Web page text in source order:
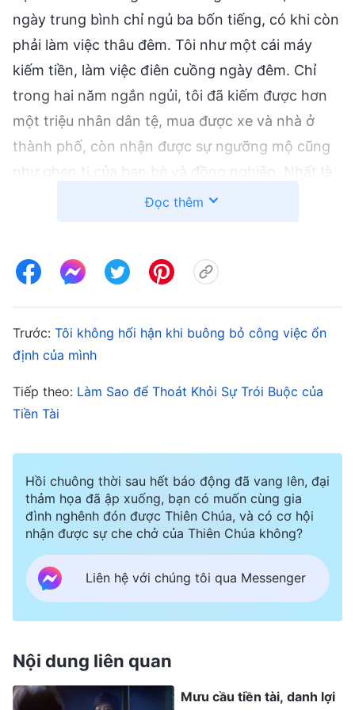
ngày trung bình chỉ ngủ ba bốn tiếng, có khi còn
phải làm việc thâu đêm. Tôi như một cái máy
kiếm tiền, làm việc điên cuồng ngày đêm. Chỉ
trong hai năm ngắn ngủi, tôi đã kiếm được hơn
một triệu nhân dân tệ, mua được xe và nhà ở
thành phố, còn nhận được sự ngưỡng mộ cũng
như ghen tị của bạn bè và đồng nghiệp. Nhất là
khi tôi về quê ăn Tết, những người trước đây
họ ăn cơm. Ngay cả những người lớn tuổi cũng
cái họ tìm việc làm không. Tôi cảm thấy một cảm
giác thành tựu không thể diễn tả thành lời, nghĩ
mình cũng có thể ngẩng cao đầu mà sống rồi!”.
Nhưng cứ làm việc ngày đêm như vậy, tóc tôi
bắt đầu rụng từng nắm, cơ thể cũng bắt đầu phù
nề. Hai chân tôi đau nhức và tê dại, đi lại rất khó
khăn. Tôi thực sự muốn nghỉ ngơi một hai ngày,
nhưng nghĩ đến việc xin nghỉ ốm sẽ làm hỏng cơ
hội được đánh giá tốt và thăng chức vào năm
sau, nên tôi đành phải cố gắng chịu đựng. Mỗi
ngày đều là một sự dày vò.
đều cho tôi xem lờiĐức Chúa Trời Toàn Năng
nói với tôi rất nhiều về việc tin Đức Chúa Trời. Bà
Đọc thêm
Trước: Tôi không hối hận khi buông bỏ công việc ổn
định của mình
Tiếp theo: Làm Sao để Thoát Khỏi Sự Trói Buộc của
Tiền Tài
Hồi chuông thời sau hết báo động đã vang lên, đại
thảm họa đã ập xuống, bạn có muốn cùng gia
đình nghênh đón được Thiên Chúa, và có cơ hội
nhận được sự che chở của Thiên Chúa không?
Liên hệ với chúng tôi qua Messenger
Nội dung liên quan
Mưu cầu tiền tài, danh lợi